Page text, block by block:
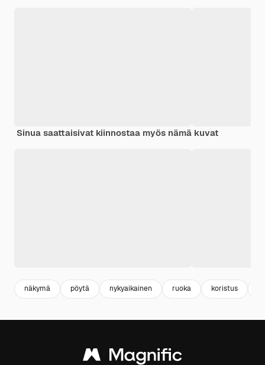
Sinua saattaisivat kiinnostaa myös nämä kuvat
näkymä pöytä nykyaikainen ruoka koristus